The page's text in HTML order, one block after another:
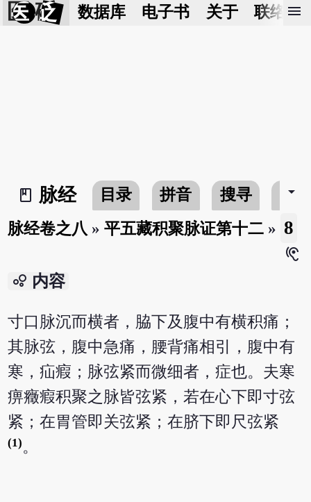
医 砭 数据库 电子书 关于 联络我
menu
book_2
脉经 目录 拼音 搜寻 书介
arrow_drop_down
脉经卷之八 »平五藏积聚脉证第十二 » 8
hearing
bubble_chart 内容
寸口脉沉而横者，脇下及腹中有横积痛；
其脉弦，腹中急痛，腰背痛相引，腹中有
寒，疝瘕；脉弦紧而微细者，症也。夫寒
痹癥瘕积聚之脉皆弦紧，若在心下即寸弦
紧；在胃管即关弦紧；在脐下即尺弦紧
(1)。